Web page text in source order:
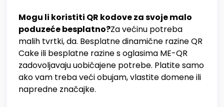
Mogu li koristiti QR kodove za svoje malo
poduzeće besplatno?Za većinu potreba
malih tvrtki, da. Besplatne dinamične razine QR
Cake ili besplatne razine s oglasima ME-QR
zadovoljavaju uobičajene potrebe. Platite samo
ako vam treba veći obujam, vlastite domene ili
napredne značajke.